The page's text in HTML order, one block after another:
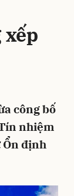
công bố
nhiệm
Ổn định